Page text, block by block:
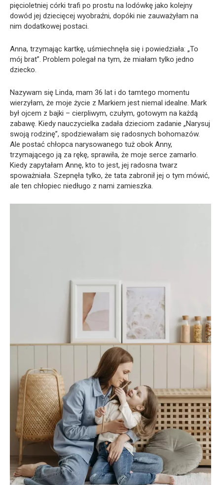
pięcioletniej córki trafi po prostu na lodówkę jako kolejny
dowód jej dziecięcej wyobraźni, dopóki nie zauważyłam na
nim dodatkowej postaci.
Anna, trzymając kartkę, uśmiechnęła się i powiedziała: „To
mój brat”. Problem polegał na tym, że miałam tylko jedno
dziecko.
Nazywam się Linda, mam 36 lat i do tamtego momentu
wierzyłam, że moje życie z Markiem jest niemal idealne. Mark
był ojcem z bajki – cierpliwym, czułym, gotowym na każdą
zabawę. Kiedy nauczycielka zadała dzieciom zadanie „Narysuj
swoją rodzinę”, spodziewałam się radosnych bohomazów.
Ale postać chłopca narysowanego tuż obok Anny,
trzymającego ją za rękę, sprawiła, że moje serce zamarło.
Kiedy zapytałam Annę, kto to jest, jej radosna twarz
spoważniała. Szepnęła tylko, że tata zabronił jej o tym mówić,
ale ten chłopiec niedługo z nami zamieszka.